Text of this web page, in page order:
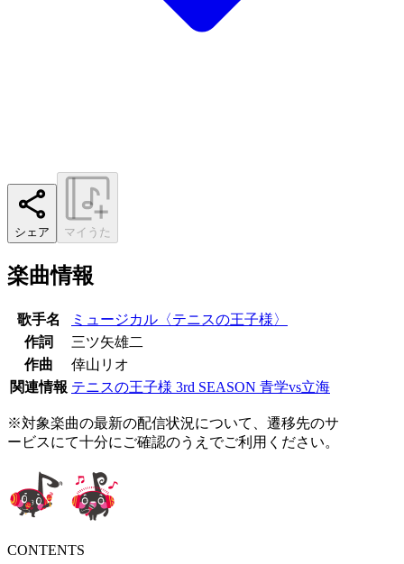
シェア マイうた
楽曲情報
歌手名
ミュージカル〈テニスの王子様〉
作詞
三ツ矢雄二
作曲
倖山リオ
関連情報 テニスの王子様 3rd SEASON 青学vs立海
※対象楽曲の最新の配信状況について、遷移先のサ
ービスにて十分にご確認のうえでご利用ください。
CONTENTS